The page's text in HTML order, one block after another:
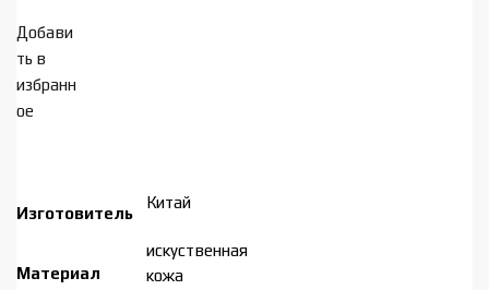
Добави
ть в
избранн
ое
Изготовитель
Китай
Материал
искуственная
кожа